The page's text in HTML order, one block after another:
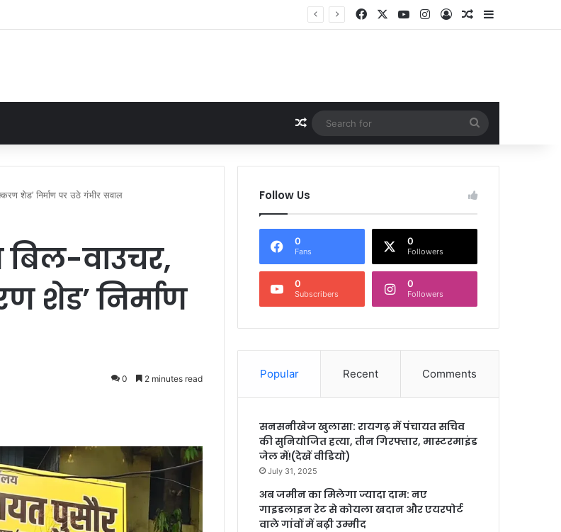
सवालों की बौछार: CM तक पहुंची शिकायत, निष्पक्ष जांच और तबादले की मांग तेज FacebookYouTubeInstagram
Log InRandom Article
Sidebar
Random Article
for
शेड’ निर्माण पर उठे गंभीर सवाल
वाउचर,
शेड’ निर्माण
0 2 minutes read
Follow Us
0
Fans
0
Followers
0
Subscribers
0
Followers
Popular Recent Comments
सनसनीखेज खुलासा: रायगढ़ में पंचायत सचिव
की सुनियोजित हत्या, तीन गिरफ्तार, मास्टरमाइंड
जेल में!(देखें वीडियो)
July 31, 2025
अब जमीन का मिलेगा ज्यादा दाम: नए
गाइडलाइन रेट से कोयला खदान और एयरपोर्ट
वाले गांवों में बढ़ी उम्मीद